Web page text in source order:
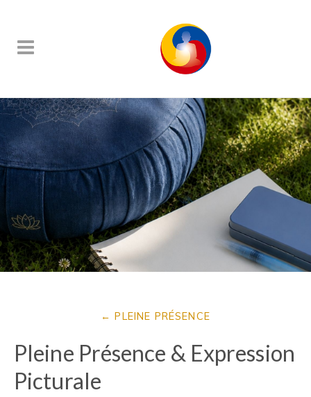
PLEINE PRÉSENCE
Pleine Présence & Expression
Picturale